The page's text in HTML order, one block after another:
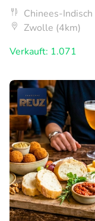
Chinees-
Zwolle (4km)
Verkauft: 1.071